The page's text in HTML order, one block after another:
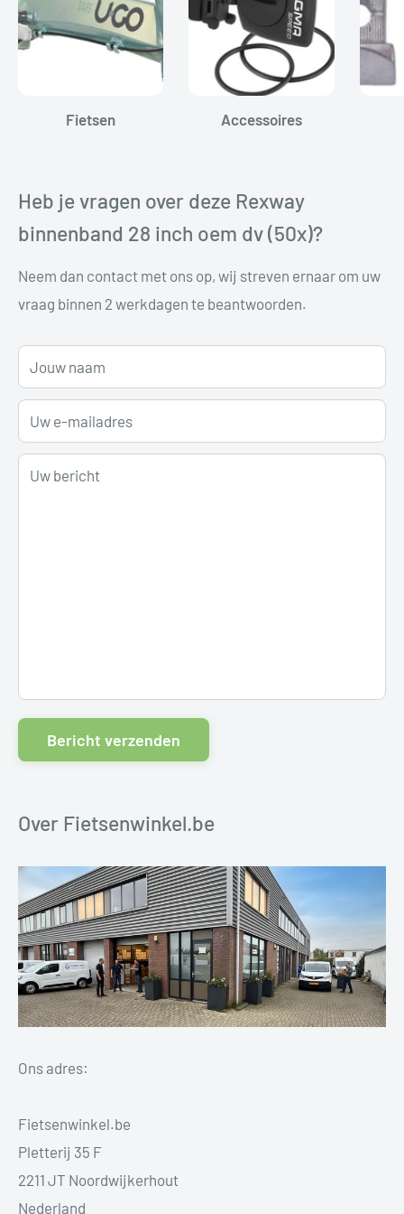
Fietsen Accessoires
Heb je vragen over deze Rexway
binnenband 28 inch oem dv (50x)?
Neem dan contact met ons op, wij streven ernaar om uw
vraag binnen 2 werkdagen te beantwoorden.
Jouw naam
Uw e-mailadres
Uw bericht
Bericht verzenden
Over Fietsenwinkel.be
Ons adres:
Fietsenwinkel.be
Pletterij 35 F
2211 JT Noordwijkerhout
Nederland